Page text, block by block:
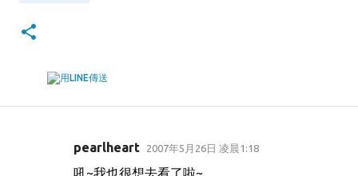
pearlheart 2007年5月26日 凌晨1:18
吼~我也很想去看了啦~